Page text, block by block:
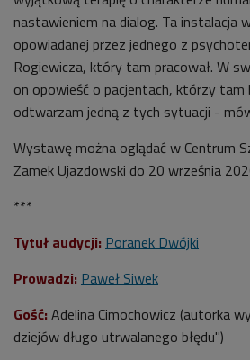
nastawieniem na dialog. Ta instalacja
opowiadanej przez jednego z
Rogiewicza, który tam pracował. W
on opowieść o pacjentach, którzy tam
odtwarzam jedną z tych sytuacji -
Wystawę można oglądać w Centrum
Zamek Ujazdowski do 20 września
***
Tytuł audycji: Poranek Dwójki
Prowadzi: Paweł Siwek
Gość: Adelina Cimochowicz (autorka
dziejów długo utrwalanego błędu")